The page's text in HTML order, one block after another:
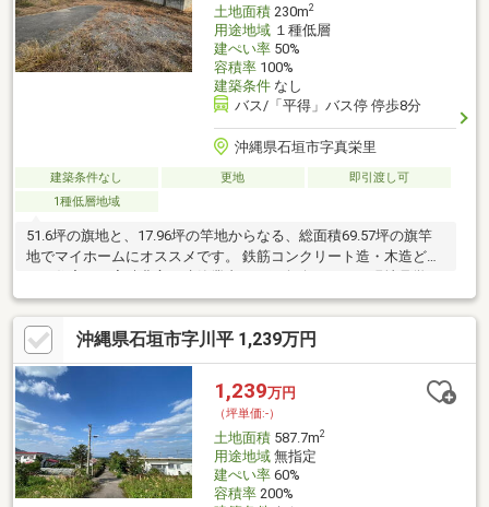
土地面積230m2
用途地域１種低層
建ぺい率50%
容積率100%
建築条件なし
バス/「平得」バス停 停歩8分
沖縄県石垣市字真栄里
建築条件なし 更地
即引渡し可
1種低層地域
51.6坪の旗地と、17.96坪の竿地からなる、総面積69.57坪の旗竿
地でマイホームにオススメです。 鉄筋コンクリート造・木造どち
随時承っておりますので、お気軽にお問い合わせください。
沖縄県石垣市字川平 1,239万円
1,239万円
（坪単価:-）
土地面積587.7m2
用途地域無指定
建ぺい率60%
容積率200%